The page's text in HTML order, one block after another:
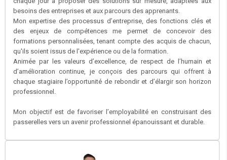
besoins des entreprises et aux parcours des apprenants.
Mon expertise des processus d’entreprise, des fonctions clés et
des enjeux de compétences me permet de concevoir des
formations personnalisées, tenant compte des acquis de chacun,
qu'ils soient issus de l'expérience ou de la formation.
Animée par les valeurs d’excellence, de respect de l’humain et
d’amélioration continue, je conçois des parcours qui offrent à
chaque stagiaire l’opportunité de rebondir et d’élargir son horizon
professionnel.
Mon objectif est de favoriser l’employabilité en construisant des
passerelles vers un avenir professionnel épanouissant et durable.